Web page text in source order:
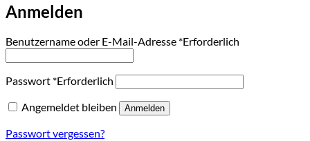
Anmelden
Benutzername oder E-Mail-Adresse *Erforderlich
Passwort *Erforderlich
Angemeldet bleiben
Anmelden
Passwort vergessen?